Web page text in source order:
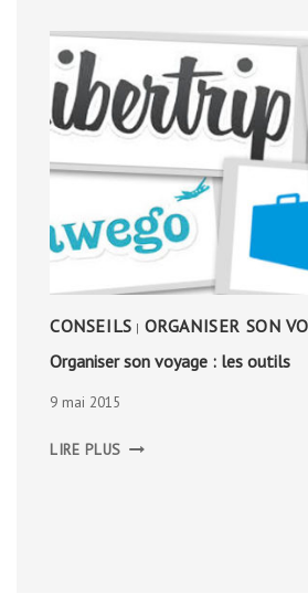
CONSEILS | ORGANISER SON
Organiser son voyage : les outils
9 mai 2015
LIRE PLUS SON